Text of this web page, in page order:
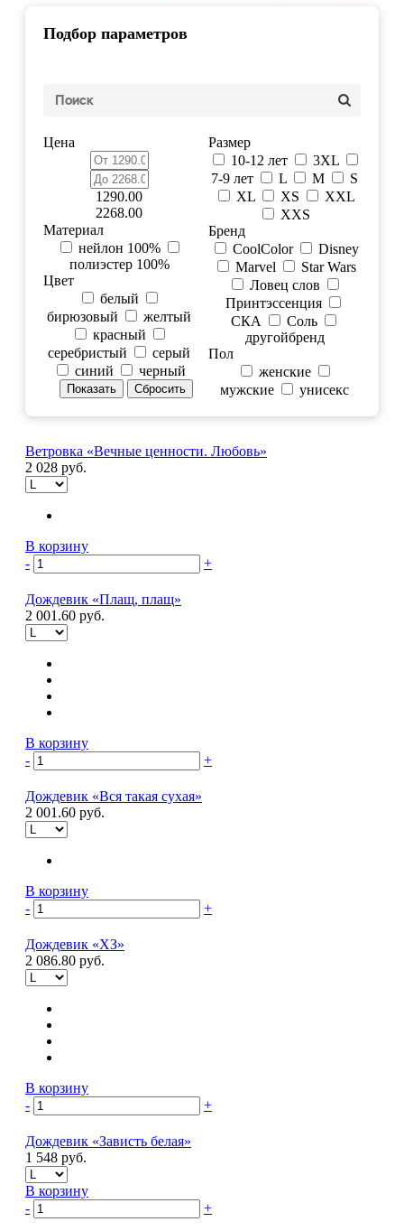
Подбор параметров
Цена
1290.00
2268.00
Размер
10-12 лет
3XL
7-9 лет
L M
S
XL
XS
XXL
XXS
Материал
нейлон 100%
полиэстер 100%
Бренд
CoolColor
Disney
Marvel
Star Wars
Ловец слов
Принтэссенция
СКА
Соль
другойбренд
Цвет
белый
бирюзовый
желтый
красный
серебристый
серый
синий
черный
Пол
женские
мужские
унисекс
Ветровка «Вечные ценности. Любовь»
2 028 руб.
В корзину
-
+
Дождевик «Плащ, плащ»
2 001.60 руб.
В корзину
-
+
Дождевик «Вся такая сухая»
2 001.60 руб.
В корзину
-
+
Дождевик «ХЗ»
2 086.80 руб.
В корзину
-
+
Дождевик «Зависть белая»
1 548 руб.
В корзину
-
+